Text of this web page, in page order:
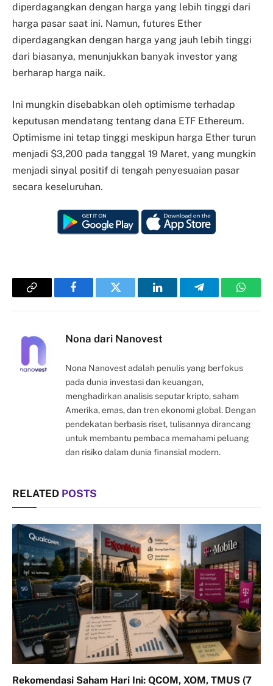
diperdagangkan dengan harga yang lebih tinggi dari
harga pasar saat ini. Namun, futures Ether
diperdagangkan dengan harga yang jauh lebih tinggi
dari biasanya, menunjukkan banyak investor yang
berharap harga naik.
Ini mungkin disebabkan oleh optimisme terhadap
keputusan mendatang tentang dana ETF Ethereum.
Optimisme ini tetap tinggi meskipun harga Ether turun
menjadi $3,200 pada tanggal 19 Maret, yang mungkin
menjadi sinyal positif di tengah penyesuaian pasar
secara keseluruhan.
Copy
FacebookTwitter LinkedInTelegram
Nona dari Nanovest
Nona Nanovest adalah penulis yang berfokus
pada dunia investasi dan keuangan,
menghadirkan analisis seputar kripto, saham
Amerika, emas, dan tren ekonomi global. Dengan
pendekatan berbasis riset, tulisannya dirancang
untuk membantu pembaca memahami peluang
dan risiko dalam dunia finansial modern.
RELATED POSTS
Rekomendasi Saham Hari Ini: QCOM, XOM, TMUS (7